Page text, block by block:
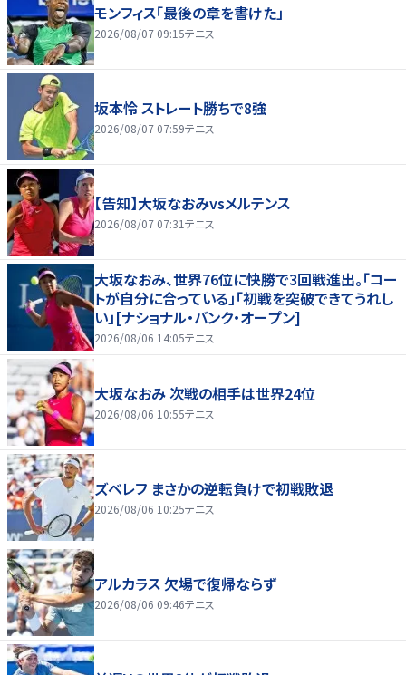
モンフィス「最後の章を書けた」
2026/08/07 09:15テニス
坂本怜 ストレート勝ちで8強
2026/08/07 07:59テニス
【告知】大坂なおみvsメルテンス
2026/08/07 07:31テニス
大坂なおみ、世界76位に快勝で3回戦進出。「コー
トが自分に合っている」「初戦を突破できてうれし
い」[ナショナル・バンク・オープン]
2026/08/06 14:05テニス
大坂なおみ 次戦の相手は世界24位
2026/08/06 10:55テニス
ズベレフ まさかの逆転負けで初戦敗退
2026/08/06 10:25テニス
アルカラス 欠場で復帰ならず
2026/08/06 09:46テニス